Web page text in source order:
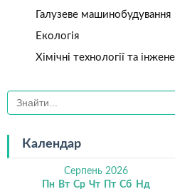
Галузеве машинобудування
Екологія
Хімічні технології та
Календар
Серпень 2026
Пн
Вт Ср Чт Пт Сб
Нд